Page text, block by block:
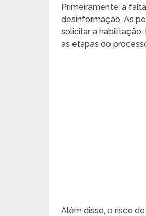
Primeiramente, a
desinformação. As
solicitar a
as etapas do
Além disso, o risco